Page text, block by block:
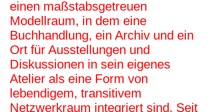
einen maßstabsgetreuen
Modellraum, in dem eine
Buchhandlung, ein Archiv und ein
Ort für Ausstellungen und
Diskussionen in sein eigenes
Atelier als eine Form von
lebendigem, transitivem
Netzwerkraum integriert sind. Seit